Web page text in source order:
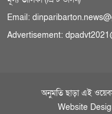
Email:
Advertisement:
অনুমতি ছাড়া এই
Website